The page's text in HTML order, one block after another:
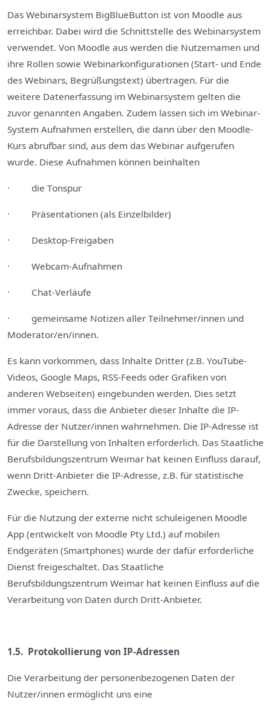
Das Webinarsystem BigBlueButton ist von Moodle aus
erreichbar. Dabei wird die Schnittstelle des Webinarsystem
verwendet. Von Moodle aus werden die Nutzernamen und
ihre Rollen sowie Webinarkonfigurationen (Start- und Ende
des Webinars, Begrüßungstext) übertragen. Für die
weitere Datenerfassung im Webinarsystem gelten die
zuvor genannten Angaben. Zudem lassen sich im Webinar-
System Aufnahmen erstellen, die dann über den Moodle-
Kurs abrufbar sind, aus dem das Webinar aufgerufen
wurde. Diese Aufnahmen können beinhalten
· die Tonspur
· Präsentationen (als Einzelbilder)
· Desktop‐Freigaben
· Webcam-Aufnahmen
· Chat‐Verläufe
· gemeinsame Notizen aller Teilnehmer/innen und
Moderator/en/innen.
Es kann vorkommen, dass Inhalte Dritter (z.B. YouTube-
Videos, Google Maps, RSS-Feeds oder Grafiken von
anderen Webseiten) eingebunden werden. Dies setzt
immer voraus, dass die Anbieter dieser Inhalte die IP-
Adresse der Nutzer/innen wahrnehmen. Die IP-Adresse ist
für die Darstellung von Inhalten erforderlich. Das Staatliche
Berufsbildungszentrum Weimar hat keinen Einfluss darauf,
wenn Dritt-Anbieter die IP-Adresse, z.B. für statistische
Zwecke, speichern.
Für die Nutzung der externe nicht schuleigenen Moodle
App (entwickelt von Moodle Pty Ltd.) auf mobilen
Endgeräten (Smartphones) wurde der dafür erforderliche
Dienst freigeschaltet. Das Staatliche
Berufsbildungszentrum Weimar hat keinen Einfluss auf die
Verarbeitung von Daten durch Dritt-Anbieter.
1.5. Protokollierung von IP-Adressen
Die Verarbeitung der personenbezogenen Daten der
Nutzer/innen ermöglicht uns eine